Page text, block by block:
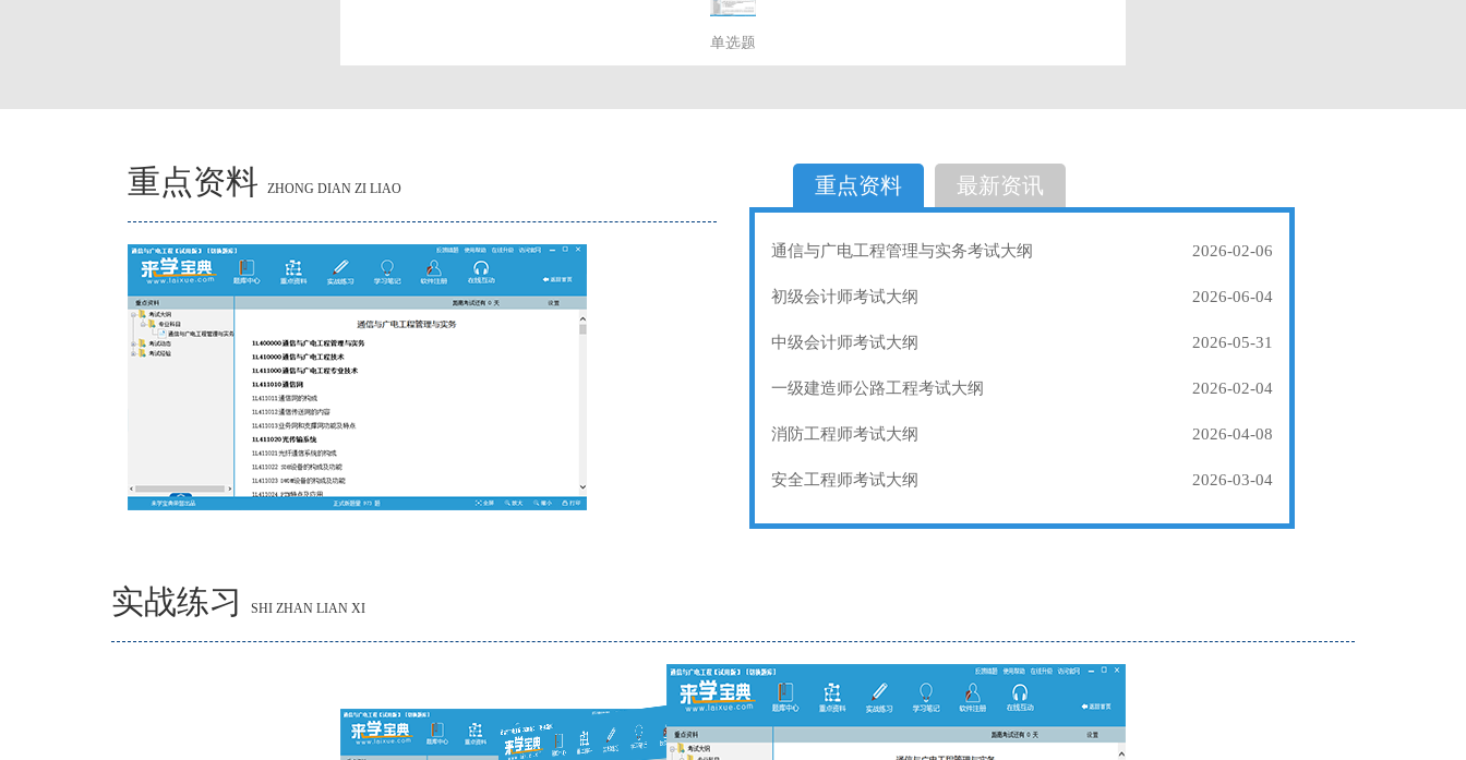
单选题
选择题
重点资料 ZHONG DIAN ZI LIAO 重点资料 最新资讯
通信与广电工程管理与实务考试大纲 2026-02-06
初级会计师考试大纲 2026-06-04
中级会计师考试大纲 2026-05-31
一级建造师公路工程考试大纲 2026-02-04
消防工程师考试大纲 2026-04-08
安全工程师考试大纲 2026-03-04
实战练习 SHI ZHAN LIAN XI